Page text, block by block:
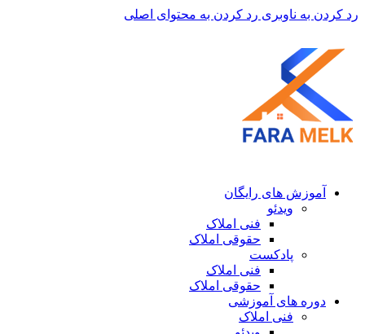
رد کردن به ناوبری رد کردن به محتوای اصلی
آموزش های رایگان
ویدئو
فنی املاک
حقوقی املاک
پادکست
فنی املاک
حقوقی املاک
دوره های آموزشی
فنی املاک